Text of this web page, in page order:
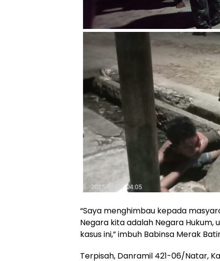
“Saya menghimbau kepada
Negara kita adalah Negara
kasus ini,” imbuh Babinsa Merak
Terpisah, Danramil 421-06/Natar,